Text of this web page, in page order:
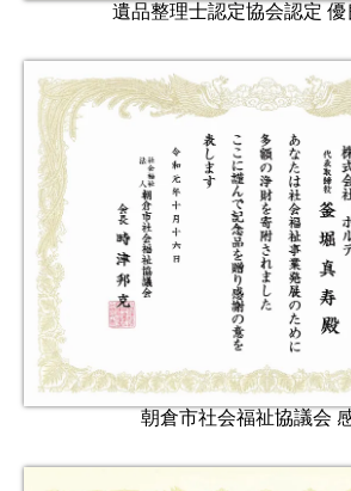
遺品整理士認定協会認定
朝倉市社会福祉協議会